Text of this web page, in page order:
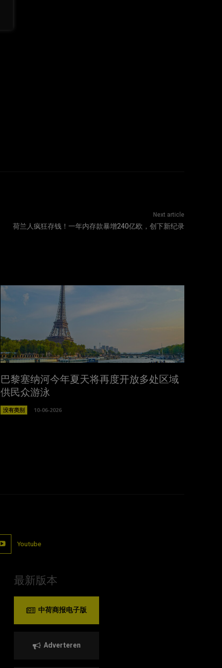
Next article
荷兰人疯狂存钱！一年内存款暴增240亿欧，创下新纪录
巴黎塞纳河今年夏天将再度开放多处区域
供民众游泳
没有类别 10-06-2026
Youtube
最新版本
中荷商报电子版
Adverteren